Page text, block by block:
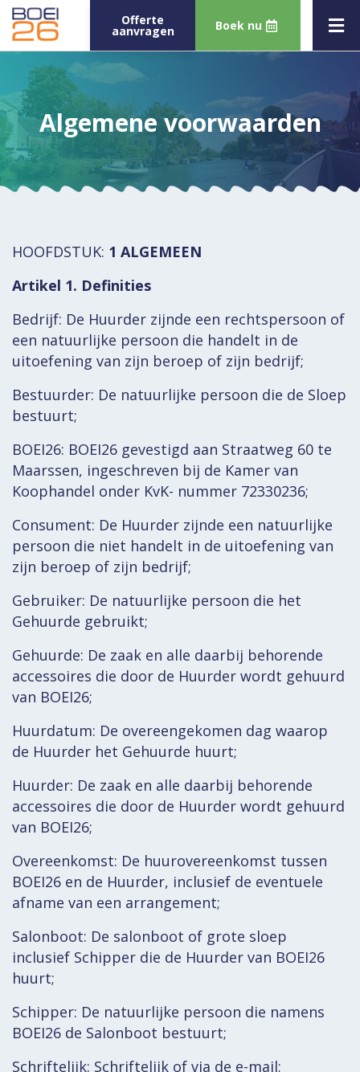
Offerte
aanvragen Boek nu
Algemene voorwaarden
HOOFDSTUK: 1 ALGEMEEN
Artikel 1. Definities
Bedrijf: De Huurder zijnde een rechtspersoon of
een natuurlijke persoon die handelt in de
uitoefening van zijn beroep of zijn bedrijf;
Bestuurder: De natuurlijke persoon die de Sloep
bestuurt;
BOEI26: BOEI26 gevestigd aan Straatweg 60 te
Maarssen, ingeschreven bij de Kamer van
Koophandel onder KvK- nummer 72330236;
Consument: De Huurder zijnde een natuurlijke
persoon die niet handelt in de uitoefening van
zijn beroep of zijn bedrijf;
Gebruiker: De natuurlijke persoon die het
Gehuurde gebruikt;
Gehuurde: De zaak en alle daarbij behorende
accessoires die door de Huurder wordt gehuurd
van BOEI26;
Huurdatum: De overeengekomen dag waarop
de Huurder het Gehuurde huurt;
Huurder: De zaak en alle daarbij behorende
accessoires die door de Huurder wordt gehuurd
van BOEI26;
Overeenkomst: De huurovereenkomst tussen
BOEI26 en de Huurder, inclusief de eventuele
afname van een arrangement;
Salonboot: De salonboot of grote sloep
inclusief Schipper die de Huurder van BOEI26
huurt;
Schipper: De natuurlijke persoon die namens
BOEI26 de Salonboot bestuurt;
Schriftelijk: Schriftelijk of via de e-mail;